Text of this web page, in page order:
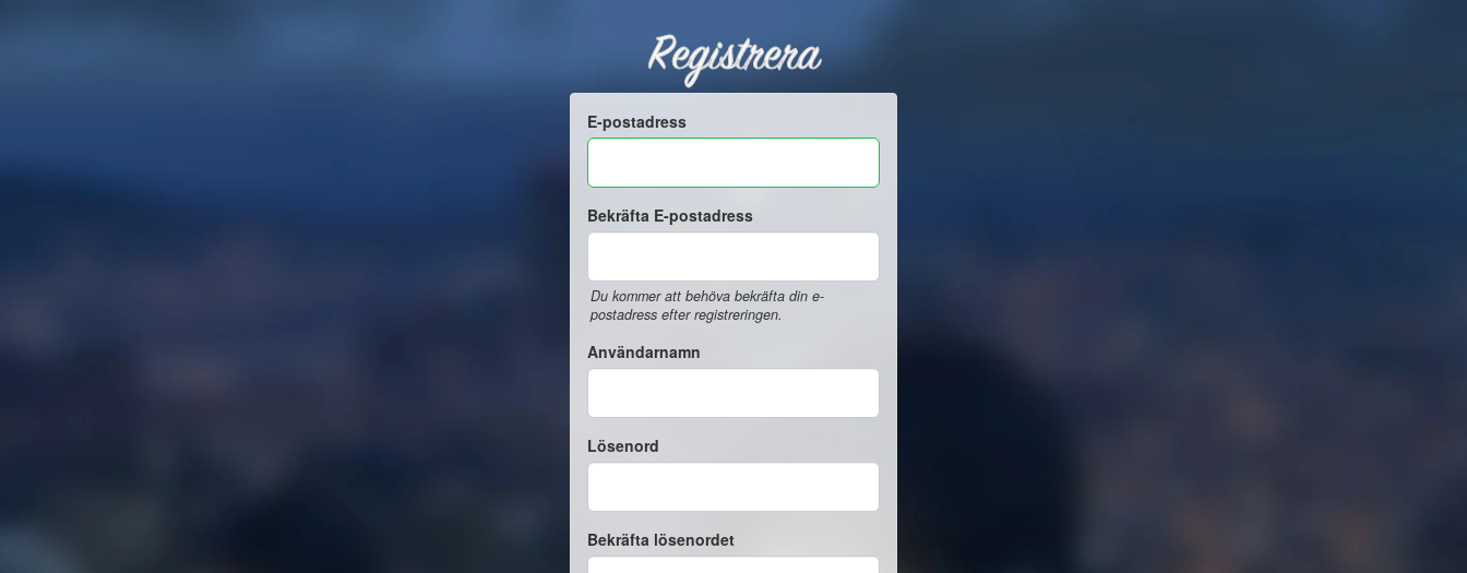
Registrera
E-postadress
Bekräfta E-postadress
Du kommer att behöva bekräfta din e-
postadress efter registreringen.
Användarnamn
Lösenord
Bekräfta lösenordet